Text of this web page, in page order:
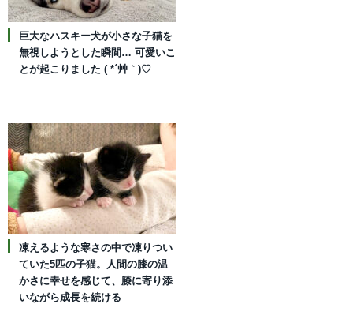
巨大なハスキー犬が小さな子猫を
無視しようとした瞬間… 可愛いこ
とが起こりました ( *´艸｀)♡
凍えるような寒さの中で凍りつい
ていた5匹の子猫。人間の膝の温
かさに幸せを感じて、膝に寄り添
いながら成長を続ける